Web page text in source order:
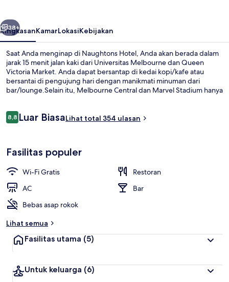
Berikutnya
38+
RingkasanKamarLokasiKebijakan
Saat Anda menginap di Naughtons Hotel, Anda akan berada dalam
jarak 15 menit jalan kaki dari Universitas Melbourne dan Queen
Victoria Market. Anda dapat bersantap di kedai kopi/kafe atau
bersantai di pengujung hari dengan manikmati minuman dari
bar/lounge.Selain itu, Melbourne Central dan Marvel Stadium hanya
Ulasan
8,88,8 dari 10
Luar BiasaLihat total 354 ulasan
Fasilitas populer
Wi-Fi Gratis
Restoran
AC
Bar
Bebas asap rokok
Lihat semua
Fasilitas utama (5)
Untuk keluarga (6)